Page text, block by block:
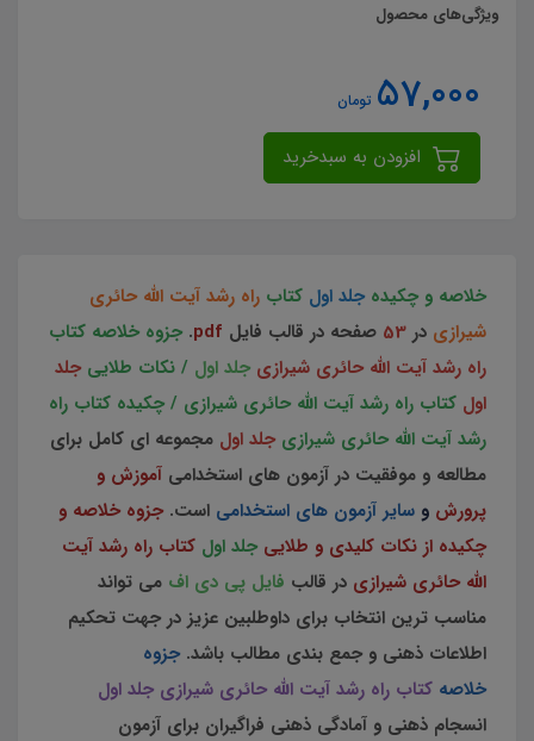
ویژگی‌های محصول
57,000 تومان
خلاصه و چکیده جلد اول کتاب راه رشد آیت الله حائری
شیرازی در 53 صفحه در قالب فایل pdf
. جزوه خلاصه کتاب
راه رشد آیت الله حائری شیرازی جلد اول / نکات طلایی جلد
اول کتاب راه رشد آیت الله حائری شیرازی / چکیده کتاب راه
رشد آیت الله حائری شیرازی جلد اول مجموعه ای کامل برای
مطالعه و موفقیت در آزمون های استخدامی آموزش و
پرورش و سایر آزمون های استخدامی است. جزوه خلاصه و
چکیده از نکات کلیدی و طلایی جلد اول کتاب راه رشد آیت
الله حائری شیرازی در قالب فایل پی دی اف می تواند
مناسب ترین انتخاب برای داوطلبین عزیز در جهت تحکیم
اطلاعات ذهنی و جمع بندی مطالب باشد. جزوه
خلاصه کتاب راه رشد آیت الله حائری شیرازی جلد اول
انسجام ذهنی و آمادگی ذهنی فراگیران برای آزمون